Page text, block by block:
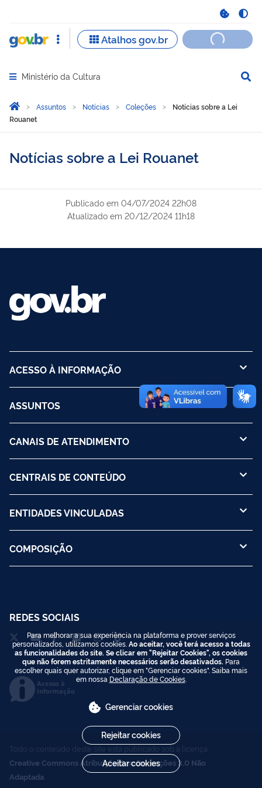
Abrir menu principal de navegação
Ministério da Cultura
Você está aqui:
Página Inicial
Assuntos Notícias Coleções
Notícias sobre a Lei
Rouanet
Notícias sobre a Lei Rouanet
Publicado em 04/07/2024 22h08
Atualizado em 20/12/2024 11h18
ACESSO À INFORMAÇÃO
ASSUNTOS
CANAIS DE ATENDIMENTO
CENTRAIS DE CONTEÚDO
ENTIDADES VINCULADAS
COMPOSIÇÃO
REDES SOCIAIS
Acesso à
Informação
Todo o conteúdo deste site está publicado sob a licença
Creative Commons Atribuição-SemDerivações 3.0 Não
Adaptada
Para melhorar a sua experiência na plataforma e prover serviços
personalizados, utilizamos cookies. Ao aceitar, você terá acesso a todas
as funcionalidades do site. Se clicar em "Rejeitar Cookies", os cookies
que não forem estritamente necessários serão desativados. Para
escolher quais quer autorizar, clique em "Gerenciar cookies". Saiba mais
em nossa Declaração de Cookies.
Gerenciar cookies
Rejeitar cookies
Aceitar cookies